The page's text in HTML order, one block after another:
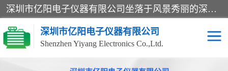
深圳市亿阳电子仪器有限公司坐落于风景秀丽的深圳市光明区，集SMT设备销售务为一体，努力为客户提供电子装配解决方案。与行业**SMT设备厂商：ASM（印刷机，锡膏检查机，贴片机），德国ERSA（爱莎）建立了稳固的代理合作关系，销售的设备一直保持**电子装配行业未来发展方向，能够满足客户各种繁杂产品的生产应用。
深圳市亿阳电子仪器有限公司
Shenzhen Yiyang Electronics Co.,Ltd.